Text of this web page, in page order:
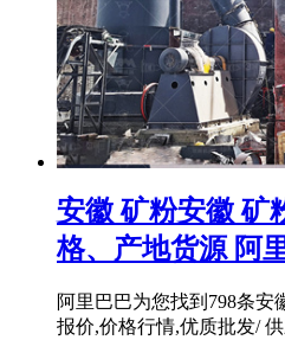
安徽 矿粉安徽 矿
格、产地货源 阿
阿里巴巴为您找到798条安
报价,价格行情,优质批发/